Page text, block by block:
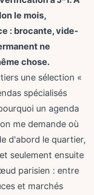
le mois,
: brocante, vide-
ne
chose.
une sélection «
spécialisés
un agenda
me demande où
d'abord le quartier,
seulement ensuite
parisien : entre
et marchés